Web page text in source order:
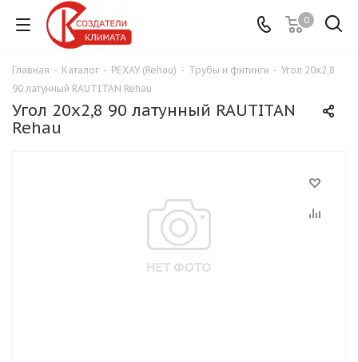
0
Главная - Каталог - РЕХАУ (Rehau) - Трубы и фитинги - Угол 20х2,8
90 латунный RAUTITAN Rehau
Угол 20х2,8 90 латунный RAUTITAN
Rehau